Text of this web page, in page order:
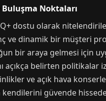
Buluşma Noktaları
dostu olarak
ve dinamik bir müşteri
bir araya gelmesi için
açıkça belirten
ve açık hava
güvende